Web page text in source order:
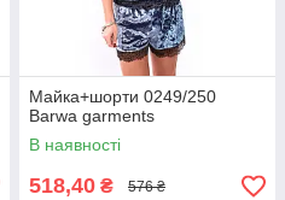
Майка+шорти 0249/250
Barwa garments
В наявності
518,40 ₴ 576 ₴